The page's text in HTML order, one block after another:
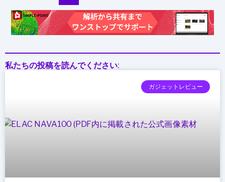
発
明
私たちの投稿を読んでください:
ガジェットレビュー